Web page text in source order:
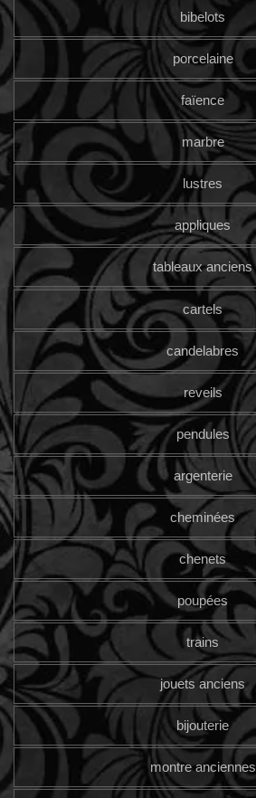
bibelots
porcelaine
faïence
marbre
lustres
appliques
tableaux anciens
cartels
candelabres
reveils
pendules
argenterie
cheminées
chenets
poupées
trains
jouets anciens
bijouterie
montre anciennes